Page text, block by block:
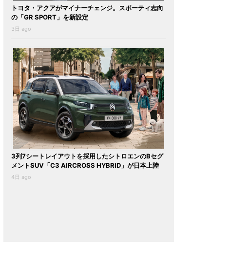
トヨタ・アクアがマイナーチェンジ。スポーティ志向
の「GR SPORT」を新設定
3日 ago
3列7シートレイアウトを採用したシトロエンのBセグ
メントSUV「C3 AIRCROSS HYBRID」が日本上陸
4日 ago